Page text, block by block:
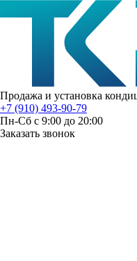
Продажа и установка
+7 (910) 493-90-79
Пн-Сб с 9:00 до 20:00
Заказать звонок